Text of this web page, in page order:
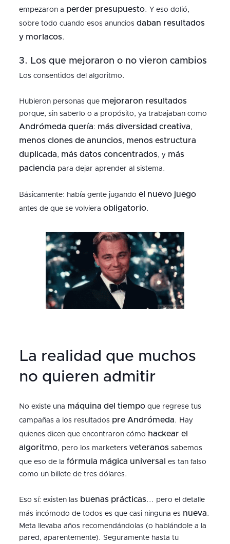
empezaron a perder presupuesto. Y eso dolió,
sobre todo cuando esos anuncios daban resultados
y morlacos.
3. Los que mejoraron o no vieron cambios
Los consentidos del algoritmo.
Hubieron personas que mejoraron resultados
porque, sin saberlo o a propósito, ya trabajaban como
Andrómeda quería: más diversidad creativa,
menos clones de anuncios, menos estructura
duplicada, más datos concentrados, y más
paciencia para dejar aprender al sistema.
Básicamente: había gente jugando el nuevo juego
antes de que se volviera obligatorio.
La realidad que muchos
no quieren admitir
No existe una máquina del tiempoque regrese tus
campañas a los resultados pre Andrómeda. Hay
quienes dicen que encontraron cómo hackear el
algoritmo, pero los marketers veteranos sabemos
que eso de la fórmula mágica universal
es tan falso
como un billete de tres dólares.
Eso sí: existen las buenas prácticas... pero el detalle
más incómodo de todos es que casi ninguna es nueva.
Meta llevaba años recomendándolas (o hablándole a la
pared, aparentemente). Seguramente hasta tu